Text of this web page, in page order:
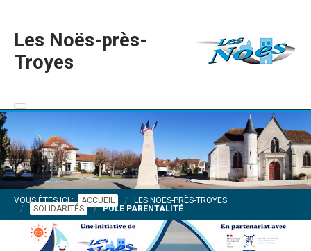
Les Noës-près-
Troyes
VOUS ÊTES ICI : ACCUEIL
LES NOËS-PRÈS-TROYES
SOLIDARITÉS
PÔLE PARENTALITÉ